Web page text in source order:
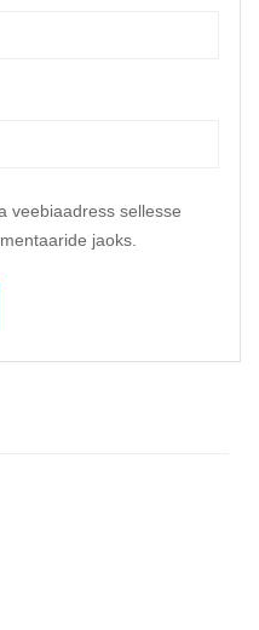
veebiaadress sellesse
jaoks.